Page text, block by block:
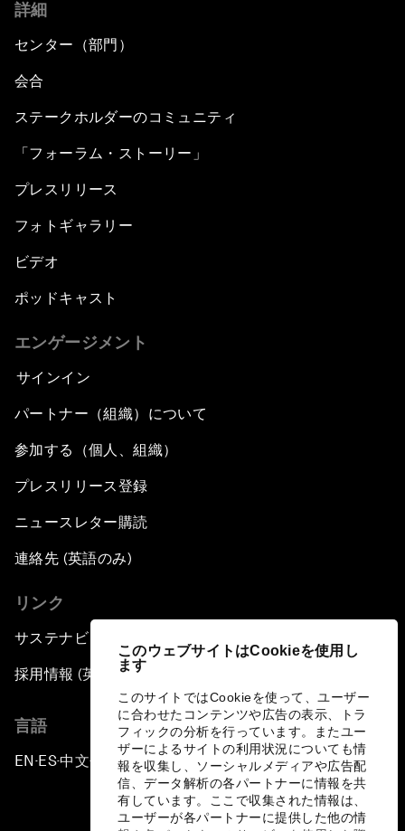
このウェブサイトはCookieを使用し
ます
このサイトではCookieを使って、ユーザー
に合わせたコンテンツや広告の表示、トラ
フィックの分析を行っています。またユー
ザーによるサイトの利用状況についても情
報を収集し、ソーシャルメディアや広告配
信、データ解析の各パートナーに情報を共
有しています。ここで収集された情報は、
ユーザーが各パートナーに提供した他の情
詳細
センター（部門）
会合
ステークホルダーのコミュニティ
「フォーラム・ストーリー」
プレスリリース
フォトギャラリー
ビデオ
ポッドキャスト
エンゲージメント
サインイン
パートナー（組織）について
参加する（個人、組織）
プレスリリース登録
ニュースレター購読
連絡先 (英語のみ)
リンク
サステナビリティへの取り組み
採用情報 (英語のみ)
言語
EN ▪ES▪中文▪ 日本語